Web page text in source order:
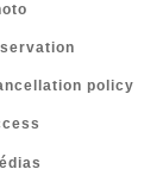
policy